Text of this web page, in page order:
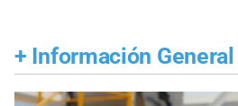
+ Información General